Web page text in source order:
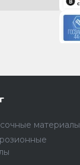
материалы